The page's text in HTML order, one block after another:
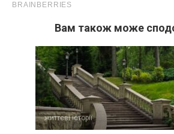
Вам також може
життєві історії